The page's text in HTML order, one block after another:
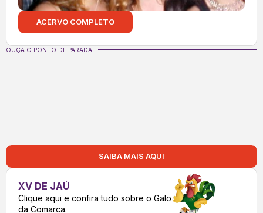
ACERVO COMPLETO
OUÇA O PONTO DE PARADA
SAIBA MAIS AQUI
XV DE JAÚ
Clique aqui e confira tudo sobre o Galo
da Comarca.